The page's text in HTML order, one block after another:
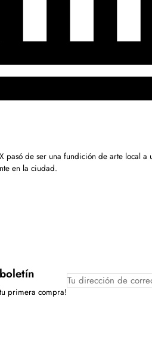
pasó de ser una fundición de arte local
en la ciudad.
primera compra!